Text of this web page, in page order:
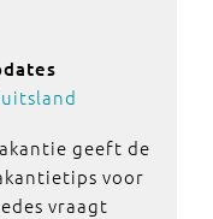
geeft de
voor
vraagt